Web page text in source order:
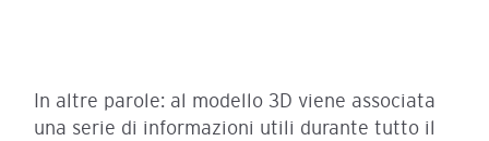
In altre parole: al modello 3D viene associata
una serie di informazioni utili durante tutto il